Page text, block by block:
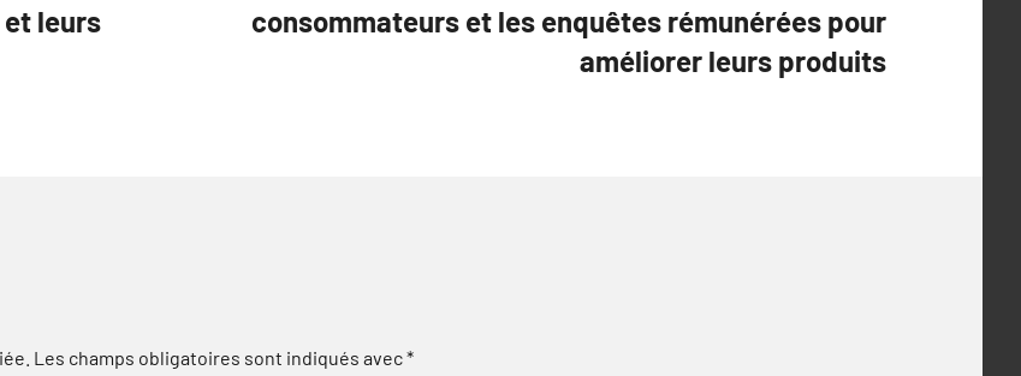
leurs
consommateurs et les enquêtes rémunérées pour
améliorer leurs produits
Les champs obligatoires sont indiqués avec*